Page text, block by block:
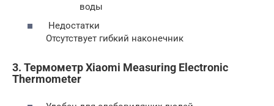
воды
Недостатки
Отсутствует гибкий наконечник
3. Термометр Xiaomi Measuring Electronic
Thermometer